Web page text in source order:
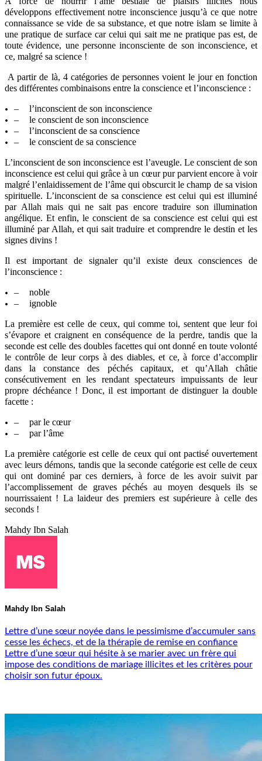
développons effectivement notre inconscience jusqu’à ce que notre
connaissance se vide de sa substance, et que notre islam se limite à
une pratique de surface car celui qui sait me ne pratique pas est, de
toute évidence, une personne inconsciente de son inconscience, et
ce, malgré sa science !
A partir de là, 4 catégories de personnes voient le jour en fonction
des différentes combinaisons entre la conscience et l’inconscience :
–
l’inconscient de son inconscience
–
le conscient de son inconscience
–
l’inconscient de sa conscience
–
le conscient de sa conscience
L’inconscient de son inconscience est l’aveugle. Le conscient de son
inconscience est celui qui grâce à un cœur pur parvient encore à voir
malgré l’enlaidissement de l’âme qui obscurcit le champ de sa vision
spirituelle. L’inconscient de sa conscience est celui qui est illuminé
par Allah mais qui ne sait pas encore traduire son illumination
angélique. Et enfin, le conscient de sa conscience est celui qui est
illuminé par Allah, et qui sait traduire et comprendre le destin et les
signes divins !
Il est important de signaler qu’il existe deux consciences de
l’inconscience :
–
noble
–
ignoble
La première est celle de ceux, qui comme toi, sentent que leur foi
s’évapore et craignent en conséquence de la perdre, tandis que la
seconde est celle des doubles facettes qui ont donné en toute volonté
le contrôle de leur corps à des diables, et ce, à force d’accomplir
dans la constance des péchés capitaux, et qu’Allah châtie
consécutivement en les rendant spectateurs impuissants de leur
propre déchéance ! Donc, il est important de distinguer la double
facette :
–
par le cœur
–
par l’âme
La première catégorie est celle de ceux qui ont pactisé ouvertement
avec leurs démons, tandis que la seconde catégorie est celle de ceux
qui ont dominé par ces derniers, à force de les avoir suivit par
l’accomplissement de graves péchés au moyen desquels ils se
nourrissaient ! La laideur des premiers est supérieure à celle des
seconds !
Mahdy Ibn Salah
Mahdy Ibn Salah
Lettre d’une sœur noyée dans le pessimisme d’accumuler sans
cesse les échecs, et de la thérapie de remise en confiance
Lettre d’une sœur qui hésite à se marier avec un frère qui
impose des conditions de mariage illicites et les critères pour
choisir son futur époux.